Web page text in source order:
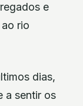
e
rio
dias,
a sentir os